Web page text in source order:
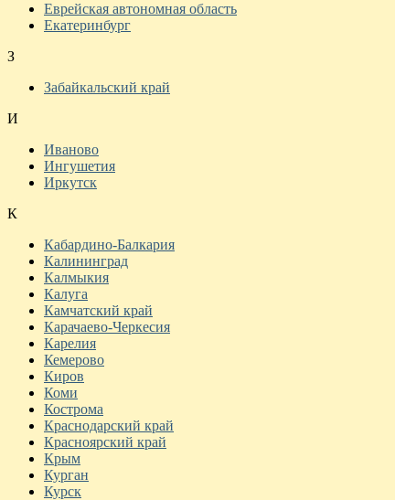
Еврейская автономная область
Екатеринбург
З
Забайкальский край
И
Иваново
Ингушетия
Иркутск
К
Кабардино-Балкария
Калининград
Калмыкия
Калуга
Камчатский край
Карачаево-Черкесия
Карелия
Кемерово
Киров
Коми
Кострома
Краснодарский край
Красноярский край
Крым
Курган
Курск